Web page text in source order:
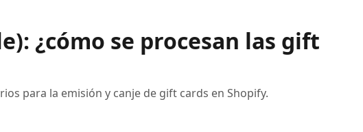
¿cómo se procesan las gift
para la emisión y canje de gift cards en Shopify.